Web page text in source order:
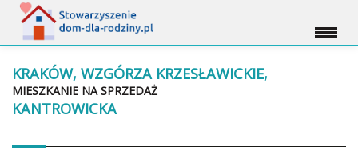
KRAKÓW, WZGÓRZA KRZESŁAWICKIE,
KANTROWICKA
MIESZKANIE NA SPRZEDAŻ